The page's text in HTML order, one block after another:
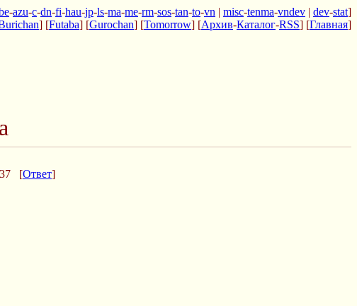
-azu-c-dn-fi-hau-jp-ls-ma-me-rm-sos-tan-to-vn | misc-tenma-vndev | dev-stat]
] [Futaba] [Gurochan] [Tomorrow] [Архив-Каталог-RSS] [Главная]
[Ответ]